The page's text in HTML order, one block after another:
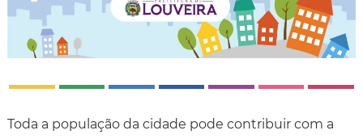
Toda a população da cidade pode contribuir com a